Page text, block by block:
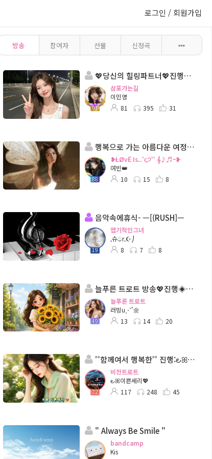
로그인 / 회원가입
방송 참여자 선물 신청곡
💖당신의 힐링파트너💖진행◈: 이민영 담: ◈ 양양바다
91
삼포가는길
이민영
81
395 31
행복으로 가는 아름다운 여정.. ς੭
88
❥ŁØvЁ Is..˚ς੭˚˚ 𝄞♪♬~❥
여빈👑
10
15 8
음악속에휴식- ㅡ[(RUSH]ㅡ
19
엽기적인그녀
𓈒슈ටr𓈒☪︎⎠
8
7 8
늘푸른 트로트 방송💖진행◈: 러빙u⋰˚🌼 담: ll수애╭✿*
49
늘푸른 트로트
러빙u⋰˚🌼
13
14 20
˚˚함께여서 행복한˚˚ 진행:౿ꕤ이쁜세리💖◈담 :버드리౿ꕤ²
72
비전트로트
౿ꕤ이쁜세리💖
117
248 45
" Always Be Smile "
bandcamp
Kis